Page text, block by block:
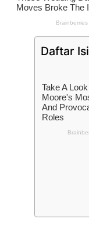
Daftar Isi